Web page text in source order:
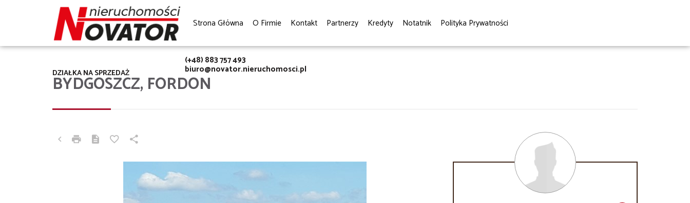
Strona Główna O Firmie Kontakt Partnerzy Kredyty Notatnik Polityka Prywatności
(+48) 883 757 493
biuro@novator.nieruchomosci.pl
BYDGOSZCZ, FORDON
DZIAŁKA NA SPRZEDAŻ